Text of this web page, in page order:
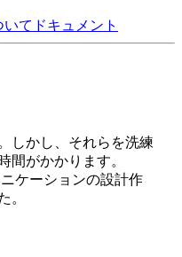
いて ドキュメント
しかし、それらを洗練
間がかかります。
ケーションの設計作
。